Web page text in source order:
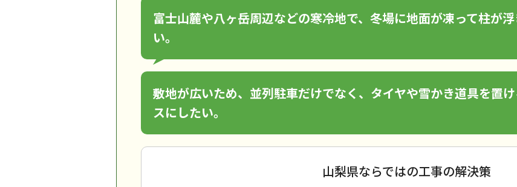
富士山麓や八ヶ岳周辺などの寒冷地で、冬場に地面が凍って柱が
い。
敷地が広いため、並列駐車だけでなく、タイヤや雪かき道具を置
スにしたい。
山梨県ならではの工事の解決策